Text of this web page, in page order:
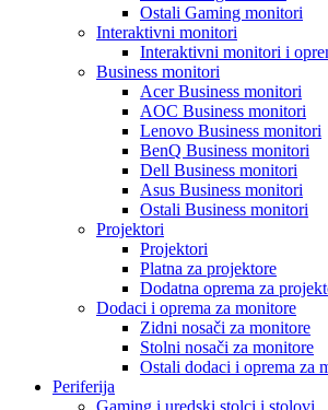
Ostali Gaming monitori
Interaktivni monitori
Interaktivni monitori i
Business monitori
Acer Business monitori
AOC Business monitori
Lenovo Business monitori
BenQ Business monitori
Dell Business monitori
Asus Business monitori
Ostali Business monitori
Projektori
Projektori
Platna za projektore
Dodatna oprema za
Dodaci i oprema za monitore
Zidni nosači za monitore
Stolni nosači za monitore
Ostali dodaci i oprema za
Periferija
Gaming i uredski stolci i stolovi